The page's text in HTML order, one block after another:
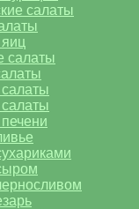
салаты
салаты